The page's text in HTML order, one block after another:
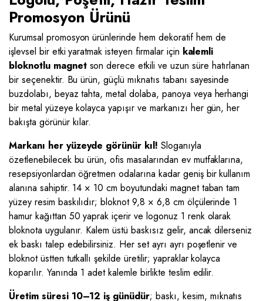
Promosyon Ürünü
Kurumsal promosyon ürünlerinde hem dekoratif hem de
işlevsel bir etki yaratmak isteyen firmalar için kalemli
bloknotlu magnetson derece etkili ve uzun süre hatırlanan
bir seçenektir. Bu ürün, güçlü mıknatıs tabanı sayesinde
buzdolabı, beyaz tahta, metal dolaba, panoya veya herhangi
bir metal yüzeye kolayca yapışır ve markanızı her gün, her
bakışta görünür kılar.
Markanı her yüzeyde görünür kıl! Sloganıyla
özetlenebilecek bu ürün, ofis masalarından ev mutfaklarına,
resepsiyonlardan öğretmen odalarına kadar geniş bir kullanım
alanına sahiptir. 14 × 10 cm boyutundaki magnet taban tam
yüzey resim baskılıdır; bloknot 9,8 × 6,8 cm ölçülerinde 1
hamur kağıttan 50 yaprak içerir ve logonuz 1 renk olarak
bloknota uygulanır. Kalem üstü baskısız gelir, ancak dilerseniz
ek baskı talep edebilirsiniz. Her set ayrı ayrı poşetlenir ve
bloknot üstten tutkallı şekilde üretilir; yapraklar kolayca
koparılır. Yanında 1 adet kalemle birlikte teslim edilir.
Üretim süresi 10–12 iş günüdür; baskı, kesim, mıknatıs